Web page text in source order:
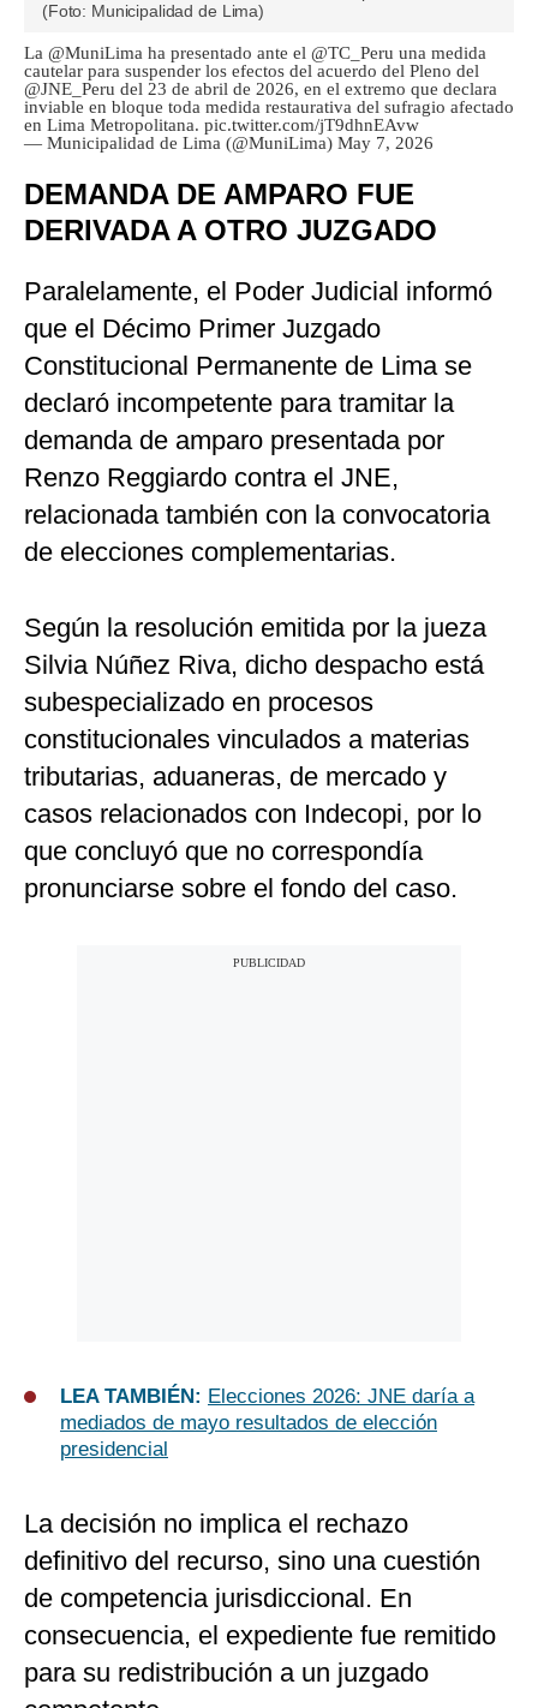
(Foto: Municipalidad de Lima)
La @MuniLima ha presentado ante el @TC_Peru una medida
cautelar para suspender los efectos del acuerdo del Pleno del
@JNE_Peru del 23 de abril de 2026, en el extremo que declara
inviable en bloque toda medida restaurativa del sufragio afectado
en Lima Metropolitana. pic.twitter.com/jT9dhnEAvw
— Municipalidad de Lima (@MuniLima) May 7, 2026
DEMANDA DE AMPARO FUE
DERIVADA A OTRO JUZGADO
Paralelamente, el Poder Judicial informó
que el Décimo Primer Juzgado
Constitucional Permanente de Lima se
declaró incompetente para tramitar la
demanda de amparo presentada por
Renzo Reggiardo contra el JNE,
relacionada también con la convocatoria
de elecciones complementarias.
Según la resolución emitida por la jueza
Silvia Núñez Riva, dicho despacho está
subespecializado en procesos
constitucionales vinculados a materias
tributarias, aduaneras, de mercado y
casos relacionados con Indecopi, por lo
que concluyó que no correspondía
pronunciarse sobre el fondo del caso.
LEA TAMBIÉN: Elecciones 2026: JNE daría a
mediados de mayo resultados de elección
presidencial
La decisión no implica el rechazo
definitivo del recurso, sino una cuestión
de competencia jurisdiccional. En
consecuencia, el expediente fue remitido
para su redistribución a un juzgado